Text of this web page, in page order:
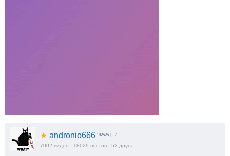
★ andronio666 182525 | +7
7002 видео 18029 постов 52 друга